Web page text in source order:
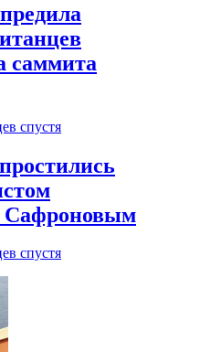
саммита
спустя
спустя